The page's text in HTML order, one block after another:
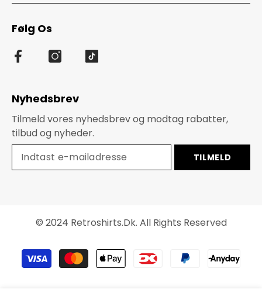
Følg Os
Nyhedsbrev
Tilmeld vores nyhedsbrev og modtag rabatter,
tilbud og nyheder.
TILMELD
© 2024 Retroshirts.dk. All Rights Reserved
Betalingsmetoder